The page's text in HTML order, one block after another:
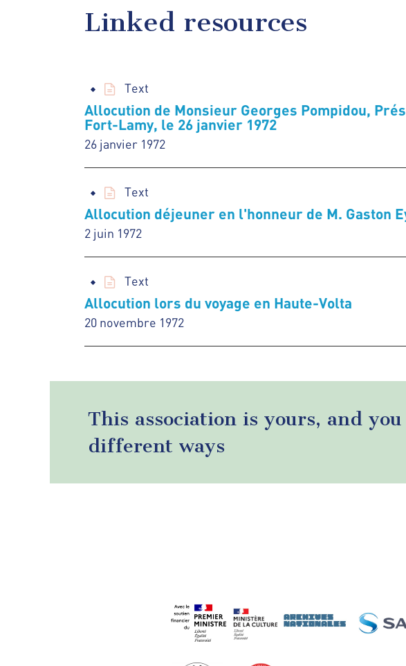
Linked resources
Text
Allocution de Monsieur Georges Pompidou,
Fort-Lamy, le 26 janvier 1972
26 janvier 1972
Text
Allocution déjeuner en l'honneur de M. Gaston
2 juin 1972
Text
Allocution lors du voyage en Haute-Volta
20 novembre 1972
This association is yours, and
different ways